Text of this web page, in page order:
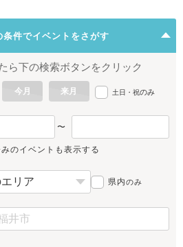
条件でイベントをさがす
ら下の検索ボタンをクリック
今月 来月 土日・祝のみ
〜
のイベントも表示する
県内のみ